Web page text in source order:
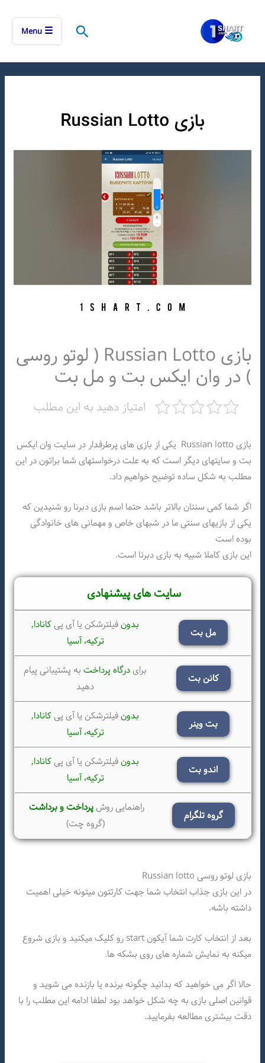
جستجو☰
Menu
بازی Russian Lotto ( لوتو روسی
) در وان ایکس بت و مل بت
امتیاز دهید به این مطلب
بازی Russian lotto یکی از بازی های پرطرفدار در سایت وان ایکس
بت و سایتهای دیگر است که به علت درخواستهای شما براتون در این
مطلب به شکل ساده توضیح خواهیم داد.
اگر شما کمی سنتان بالاتر باشد حتما اسم بازی دبرنا رو شنیدین که
یکی از بازیهای سنتی ما در شبهای خاص و مهمانی های خانوادگی
بوده است
این بازی کاملا شبیه به بازی دبرنا است.
سایت های پیشنهادی
مل بت
بدونفیلترشکن یا آی پیکانادا,
ترکیه، آسیا
کانن بت
برایدرگاه پرداختبه پشتیبانی پیام
دهید
بت وینر
بدونفیلترشکن یا آی پیکانادا,
ترکیه، آسیا
اندو بت
بدونفیلترشکن یا آی پیکانادا,
ترکیه، آسیا
گروه تلگرام
راهنمایی روشپرداخت و برداشت
(گروه چت)
بازی لوتو روسی Russian lotto
در این بازی جذاب انتخاب شما جهت کارتتون میتونه خیلی اهمیت
داشته باشه.
بعد از انتخاب کارت شما آیکون start رو کلیک میکنید و بازی شروع
میکنه به نمایش شماره های روی بشکه ها.
حالا اگر می خواهید که بدانید چگونه برنده یا بازنده می شوید و
قوانین اصلی بازی به چه شکل خواهد بود لطفا ادامه این مطلب را با
دقت بیشتری مطالعه بفرمایید.